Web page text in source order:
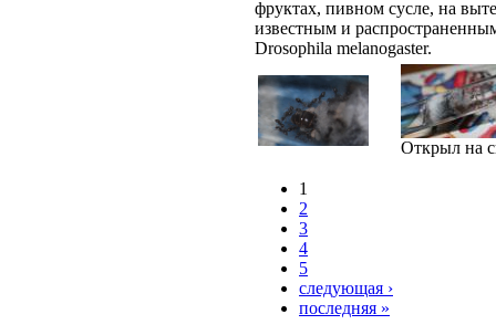
фруктах, пивном сусле, на
известным и
Drosophila melanogaster.
Открыл на
1
2
3
4
5
следующая ›
последняя »